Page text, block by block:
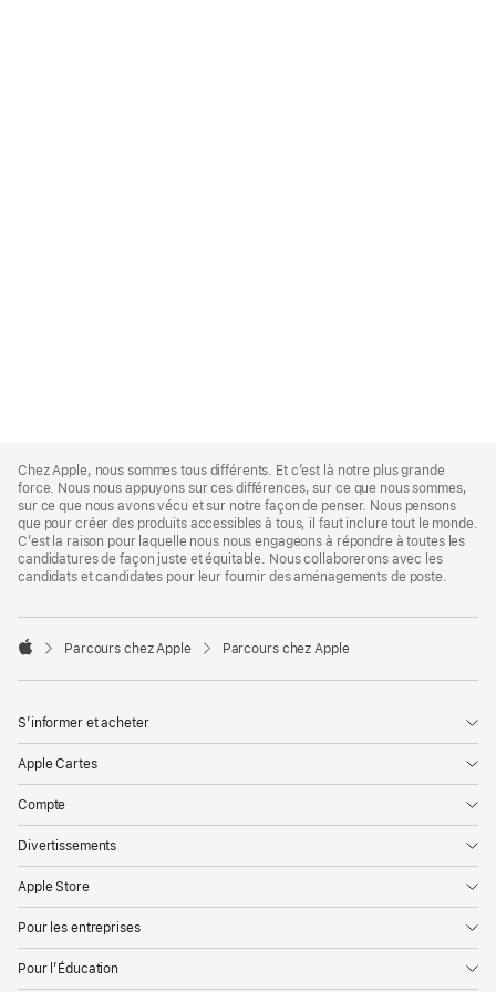
Footer
Chez Apple, nous sommes tous différents. Et c’est là notre plus grande
force. Nous nous appuyons sur ces différences, sur ce que nous sommes,
sur ce que nous avons vécu et sur notre façon de penser. Nous pensons
que pour créer des produits accessibles à tous, il faut inclure tout le monde.
C’est la raison pour laquelle nous nous engageons à répondre à toutes les
candidatures de façon juste et équitable. Nous collaborerons avec les
candidats et candidates pour leur fournir des aménagements de poste.

Parcours chez Apple Parcours chez Apple
S’informer et acheter
Apple Cartes
Compte
Divertissements
Apple Store
Pour les entreprises
Pour l’Éducation